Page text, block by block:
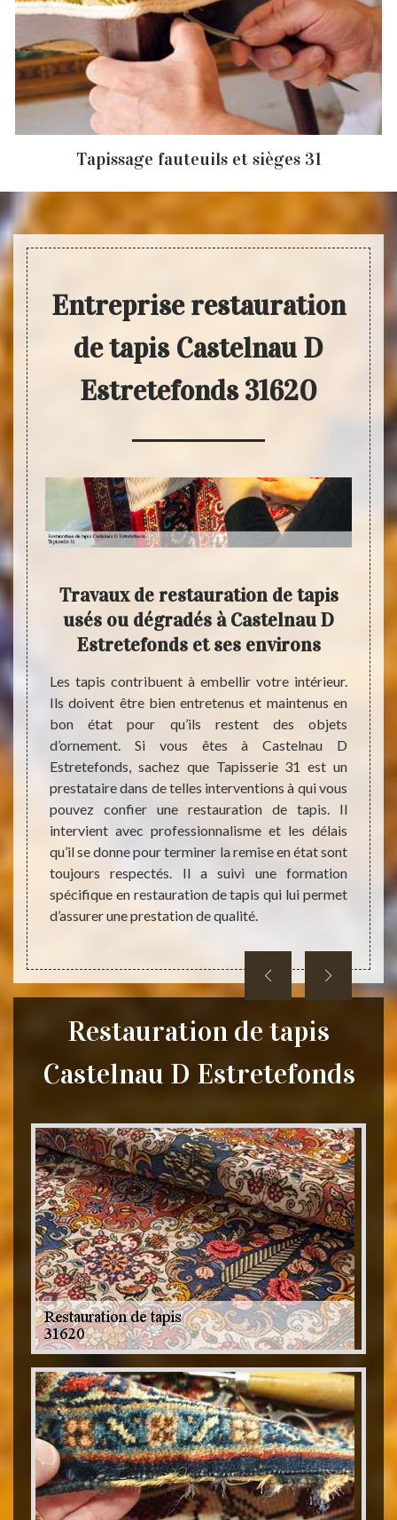
Tapissage fauteuils et sièges 31
Entreprise restauration
de tapis Castelnau D
Estretefonds 31620
à
le
cas
vos
Il
le si
Travaux de restauration de tapis
usés ou dégradés à Castelnau D
Estretefonds et ses environs
Les tapis contribuent à embellir votre intérieur.
Ils doivent être bien entretenus et maintenus en
bon état pour qu’ils restent des objets
d’ornement. Si vous êtes à Castelnau D
Estretefonds, sachez que Tapisserie 31 est un
prestataire dans de telles interventions à qui vous
pouvez confier une restauration de tapis. Il
intervient avec professionnalisme et les délais
qu’il se donne pour terminer la remise en état sont
toujours respectés. Il a suivi une formation
spécifique en restauration de tapis qui lui permet
d’assurer une prestation de qualité.
un.
état
en
et
Restauration de tapis
Castelnau D Estretefonds